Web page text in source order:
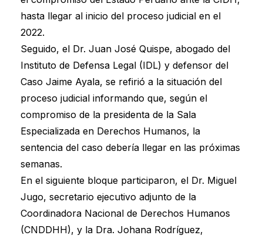
hasta llegar al inicio del proceso judicial en el
2022.
Seguido, el Dr. Juan José Quispe, abogado del
Instituto de Defensa Legal (IDL) y defensor del
Caso Jaime Ayala, se refirió a la situación del
proceso judicial informando que, según el
compromiso de la presidenta de la Sala
Especializada en Derechos Humanos, la
sentencia del caso debería llegar en las próximas
semanas.
En el siguiente bloque participaron, el Dr. Miguel
Jugo, secretario ejecutivo adjunto de la
Coordinadora Nacional de Derechos Humanos
(CNDDHH), y la Dra. Johana Rodríguez,